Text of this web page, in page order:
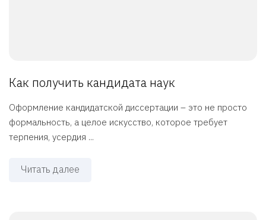
Как получить кандидата наук
Оформление кандидатской диссертации – это не просто
формальность, а целое искусство, которое требует
терпения, усердия ...
Читать далее